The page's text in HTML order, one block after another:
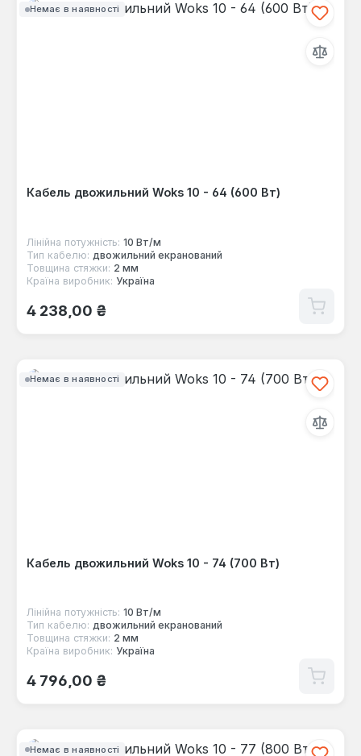
Немає в наявності
Кабель двожильний Woks 10 - 64 (600 Вт)
Лінійна потужність: 10 Вт/м
Тип кабелю: двожильний екранований
Товщина стяжки: 2 мм
Країна виробник: Україна
Звичайна ціна:
4 238,00 ₴
Немає в наявності
Кабель двожильний Woks 10 - 74 (700 Вт)
Лінійна потужність: 10 Вт/м
Тип кабелю: двожильний екранований
Товщина стяжки: 2 мм
Країна виробник: Україна
Звичайна ціна:
4 796,00 ₴
Немає в наявності